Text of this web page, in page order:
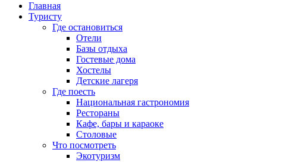
Главная
Туристу
Где остановиться
Отели
Базы отдыха
Гостевые дома
Хостелы
Детские лагеря
Где поесть
Национальная гастрономия
Рестораны
Кафе, бары и караоке
Столовые
Что посмотреть
Экотуризм